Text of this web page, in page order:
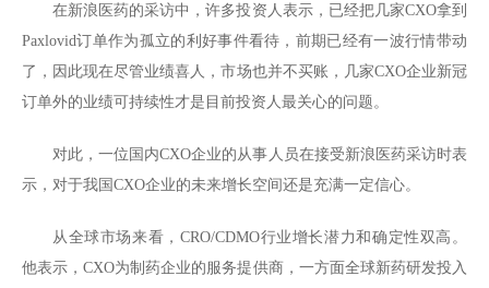
在新浪医药的采访中，许多投资人表示，已经把几家CXO拿到
Paxlovid订单作为孤立的利好事件看待，前期已经有一波行情带动
了，因此现在尽管业绩喜人，市场也并不买账，几家CXO企业新冠
订单外的业绩可持续性才是目前投资人最关心的问题。
对此，一位国内CXO企业的从事人员在接受新浪医药采访时表
示，对于我国CXO企业的未来增长空间还是充满一定信心。
从全球市场来看，CRO/CDMO行业增长潜力和确定性双高。
他表示，CXO为制药企业的服务提供商，一方面全球新药研发投入